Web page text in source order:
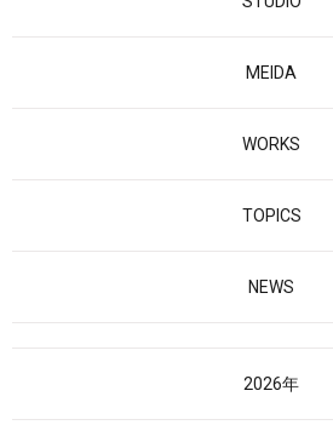
MEIDA
WORKS
TOPICS
NEWS
2026年